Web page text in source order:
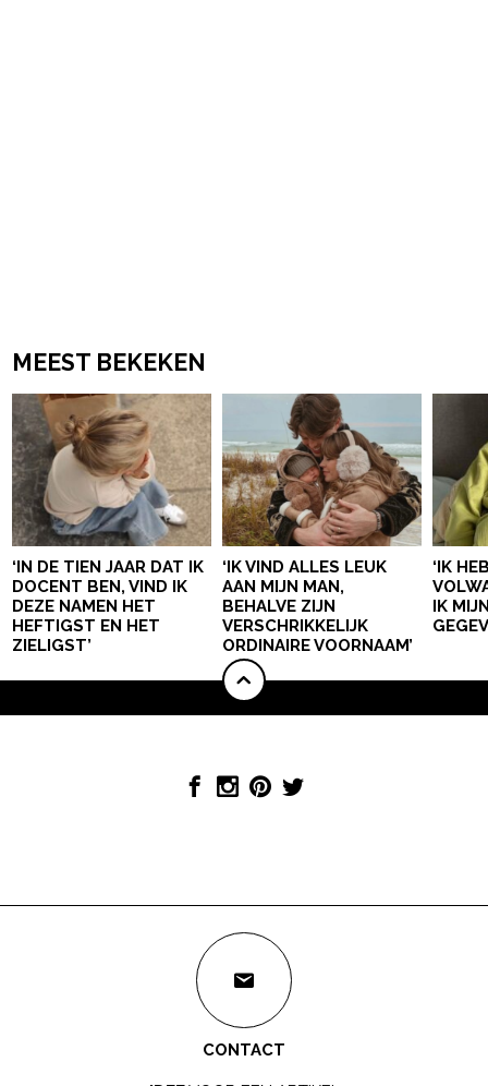
MEEST BEKEKEN
‘IN DE TIEN JAAR DAT IK
DOCENT BEN, VIND IK
DEZE NAMEN HET
HEFTIGST EN HET
ZIELIGST’
‘IK VIND ALLES LEUK
AAN MIJN MAN,
BEHALVE ZIJN
VERSCHRIKKELIJK
ORDINAIRE VOORNAAM’
‘IK
IK
CONTACT